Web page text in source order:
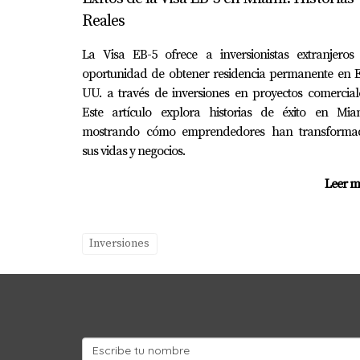
Finalmente, imagina que decides adquirir
de plataformas como Airbnb, puedes
frecuente, terminas generando ingresos
CONCLUSIÓN
Evaluar la rentabilidad de una propiedad
todos los costos asociados y explorar
¿Cuál es el mejor momento para
Reales
La Visa EB-5 ofrece a inversionistas
oportunidad de obtener residencia permanente en
UU. a través de inversiones en proyectos
Este artículo explora historias de éxito en
mostrando cómo emprendedores han
sus vidas y negocios.
Leer
Inversiones